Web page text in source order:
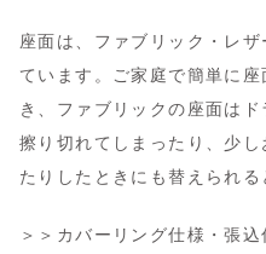
座面は、ファブリック・レ
ています。ご家庭で簡単に
き、ファブリックの座面は
擦り切れてしまったり、少
たりしたときにも替えられる
＞＞ カバーリング仕様・張込